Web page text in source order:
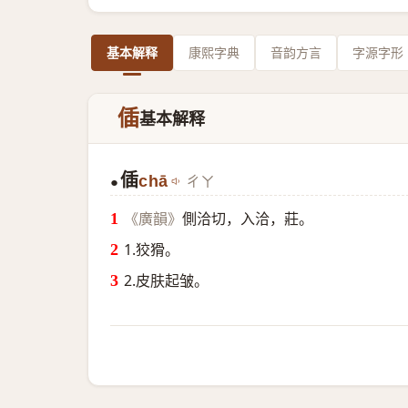
基本解释 康熙字典 音韵方言 字源字形
偛基本解释
● 偛chā ㄔㄚ
《廣韻》側洽切，入洽，莊。
1.狡猾。
2.皮肤起皱。